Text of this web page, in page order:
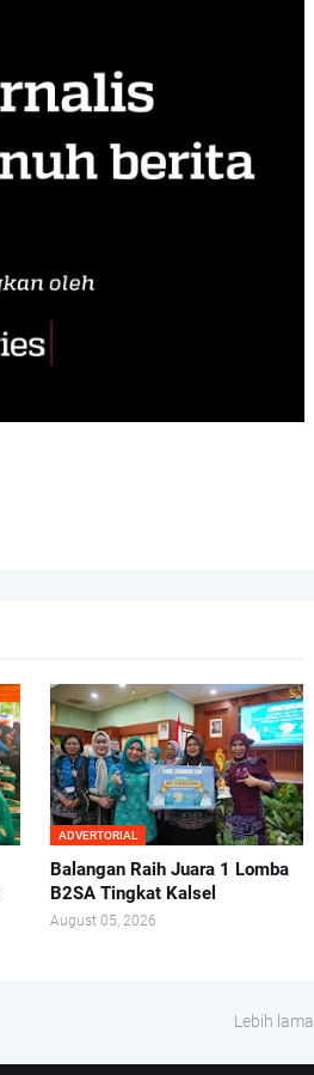
ADVERTORIAL
Balangan Raih Juara 1 Lomba
B2SA Tingkat Kalsel
August 05, 2026
Lebih lama